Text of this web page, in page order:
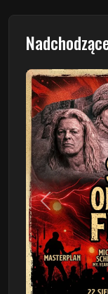
Poprzedni